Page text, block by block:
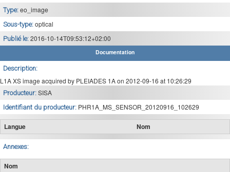
Type: eo_image
Sous-type: optical
Publié le: 2016-10-14T09:53:12+02:00
Documentation
Description:
L1A XS image acquired by PLEIADES 1A on 2012-09-16 at 10:26:29
Producteur: SISA
Identifiant du producteur: PHR1A_MS_SENSOR_20120916_102629
Langue Nom
Annexes:
Nom